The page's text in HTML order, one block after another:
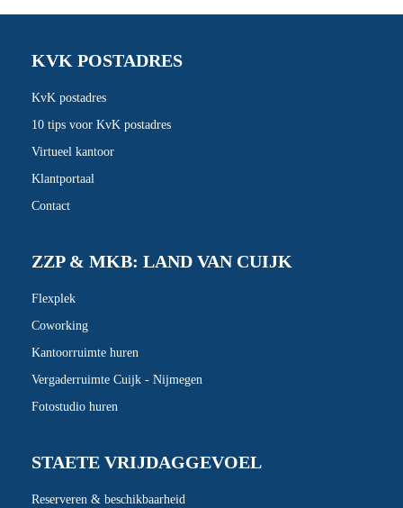
KVK POSTADRES
KvK postadres
10 tips voor KvK postadres
Virtueel kantoor
Klantportaal
Contact
ZZP & MKB: LAND VAN CUIJK
Flexplek
Coworking
Kantoorruimte huren
Vergaderruimte Cuijk - Nijmegen
Fotostudio huren
STAETE VRIJDAGGEVOEL
Reserveren & beschikbaarheid